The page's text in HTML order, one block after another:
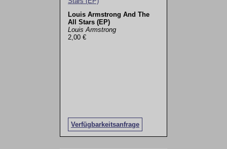
Louis Armstrong And The
All Stars (EP)
Louis Armstrong
2,00 €
Verfügbarkeitsanfrage